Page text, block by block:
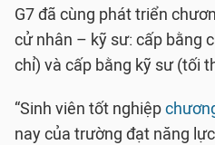
G7 đã cùng phát triển
cử nhân – kỹ sư: cấp bằng
chỉ) và cấp bằng kỹ sư (tối
“Sinh viên tốt nghiệp
nay của trường đạt năng